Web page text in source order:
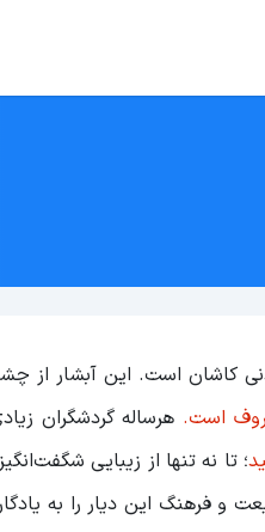
جاهای دیدنی کاشان است. این آبشار
است. هرساله گردشگران
؛ تا نه تنها از زیبایی
و فرهنگ این دیار را به